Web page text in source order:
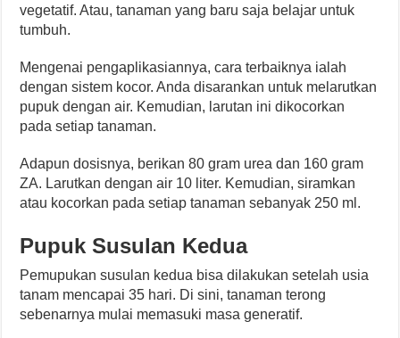
vegetatif. Atau, tanaman yang baru saja belajar untuk
tumbuh.
Mengenai pengaplikasiannya, cara terbaiknya ialah
dengan sistem kocor. Anda disarankan untuk melarutkan
pupuk dengan air. Kemudian, larutan ini dikocorkan
pada setiap tanaman.
Adapun dosisnya, berikan 80 gram urea dan 160 gram
ZA. Larutkan dengan air 10 liter. Kemudian, siramkan
atau kocorkan pada setiap tanaman sebanyak 250 ml.
Pupuk Susulan Kedua
Pemupukan susulan kedua bisa dilakukan setelah usia
tanam mencapai 35 hari. Di sini, tanaman terong
sebenarnya mulai memasuki masa generatif.